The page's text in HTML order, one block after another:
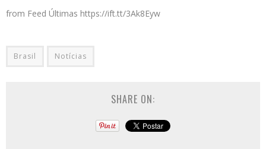
from Feed Últimas https://ift.tt/3Ak8Eyw
Brasil Notícias
SHARE ON: